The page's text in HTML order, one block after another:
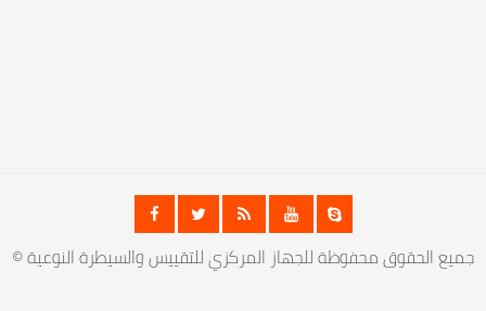
© جميع الحقوق محفوظة للجهاز المركزي للتقييس والسيطرة النوعية